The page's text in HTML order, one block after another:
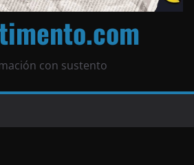
con sustento